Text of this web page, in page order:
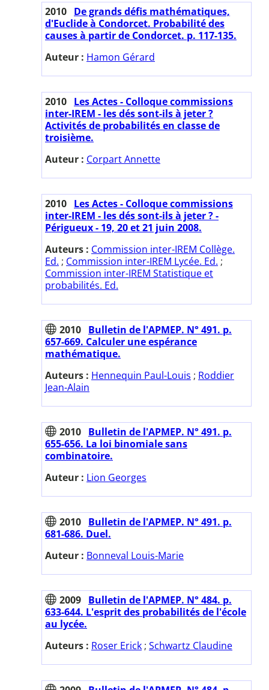
2010 De grands défis mathématiques,
d'Euclide à Condorcet. Probabilité des
causes à partir de Condorcet. p. 117-135.
Auteur : Hamon Gérard
2010 Les Actes - Colloque commissions
inter-IREM - les dés sont-ils à jeter ?
Activités de probabilités en classe de
troisième.
Auteur : Corpart Annette
2010 Les Actes - Colloque commissions
inter-IREM - les dés sont-ils à jeter ? -
Périgueux - 19, 20 et 21 juin 2008.
Auteurs : Commission inter-IREM Collège.
Ed. ; Commission inter-IREM Lycée. Ed. ;
Commission inter-IREM Statistique et
probabilités. Ed.
2010 Bulletin de l'APMEP. N° 491. p.
657-669. Calculer une espérance
mathématique.
Auteurs : Hennequin Paul-Louis ; Roddier
Jean-Alain
2010 Bulletin de l'APMEP. N° 491. p.
655-656. La loi binomiale sans
combinatoire.
Auteur : Lion Georges
2010 Bulletin de l'APMEP. N° 491. p.
681-686. Duel.
Auteur : Bonneval Louis-Marie
2009 Bulletin de l'APMEP. N° 484. p.
633-644. L'esprit des probabilités de l'école
au lycée.
Auteurs : Roser Erick ; Schwartz Claudine